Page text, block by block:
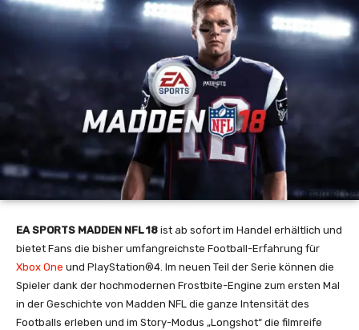
EA SPORTS MADDEN NFL 18 ist ab sofort im Handel erhältlich und
bietet Fans die bisher umfangreichste Football-Erfahrung für
Xbox One und PlayStation®4. Im neuen Teil der Serie können die
Spieler dank der hochmodernen Frostbite-Engine zum ersten Mal
in der Geschichte von Madden NFL die ganze Intensität des
Footballs erleben und im Story-Modus „Longshot“ die filmreife